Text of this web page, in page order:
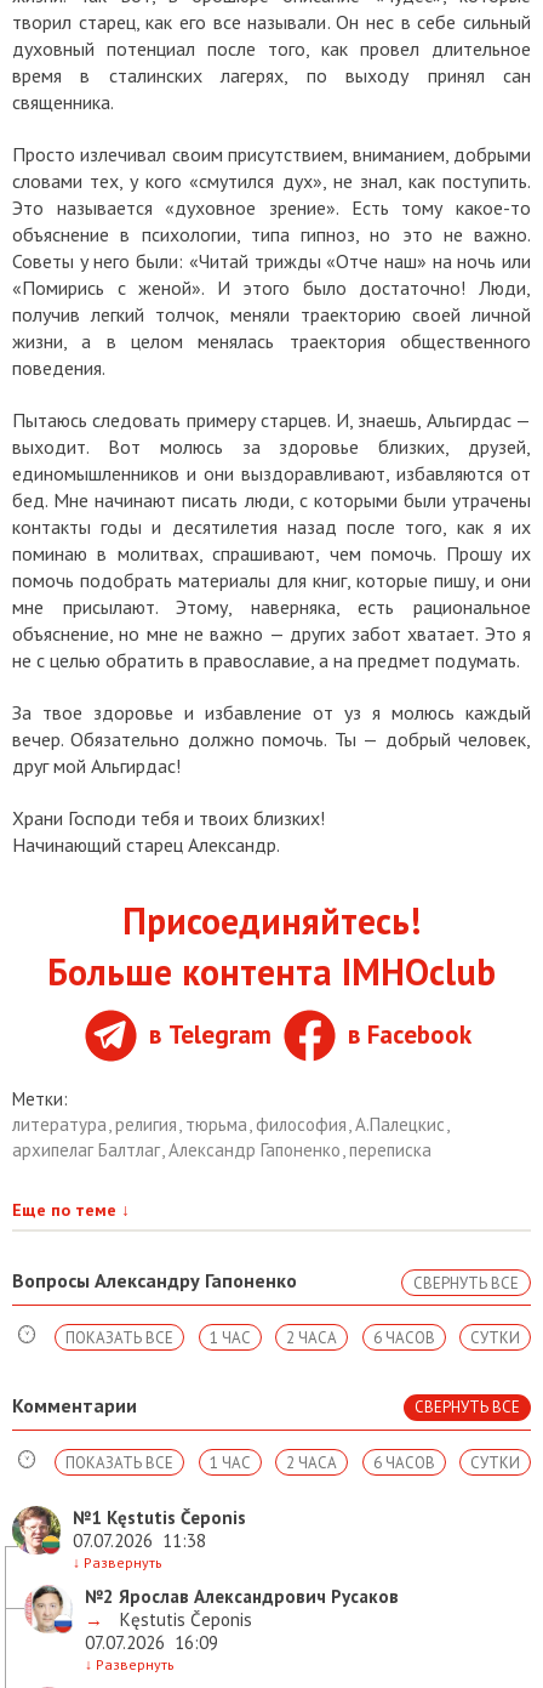
творил старец, как его все называли. Он нес в себе сильный
духовный потенциал после того, как провел длительное
время в сталинских лагерях, по выходу принял сан
священника.
Просто излечивал своим присутствием, вниманием, добрыми
словами тех, у кого «смутился дух», не знал, как поступить.
Это называется «духовное зрение». Есть тому какое-то
объяснение в психологии, типа гипноз, но это не важно.
Советы у него были: «Читай трижды «Отче наш» на ночь или
«Помирись с женой». И этого было достаточно! Люди,
получив легкий толчок, меняли траекторию своей личной
жизни, а в целом менялась траектория общественного
поведения.
Пытаюсь следовать примеру старцев. И, знаешь, Альгирдас —
выходит. Вот молюсь за здоровье близких, друзей,
единомышленников и они выздоравливают, избавляются от
бед. Мне начинают писать люди, с которыми были утрачены
контакты годы и десятилетия назад после того, как я их
поминаю в молитвах, спрашивают, чем помочь. Прошу их
помочь подобрать материалы для книг, которые пишу, и они
мне присылают. Этому, наверняка, есть рациональное
объяснение, но мне не важно — других забот хватает. Это я
не с целью обратить в православие, а на предмет подумать.
За твое здоровье и избавление от уз я молюсь каждый
вечер. Обязательно должно помочь. Ты — добрый человек,
друг мой Альгирдас!
Храни Господи тебя и твоих близких!
Начинающий старец Александр.
Присоединяйтесь!
Больше контента IMHOclub
в Telegram в Facebook
Метки:
литература религия тюрьма философия А.Палецкис
архипелаг Балтлаг Александр Гапоненко переписка
Еще по теме ↓
Вопросы Александру Гапоненко СВЕРНУТЬ ВСЕ
СУТКИ
6 ЧАСОВ
2 ЧАСА
1 ЧАС
ПОКАЗАТЬ ВСЕ
Комментарии СВЕРНУТЬ ВСЕ
СУТКИ
6 ЧАСОВ
2 ЧАСА
1 ЧАС
ПОКАЗАТЬ ВСЕ
№1 Kęstutis Čeponis
07.07.2026 11:38
↓ Развернуть
№2 Ярослав Александрович Русаков
→
Kęstutis Čeponis
07.07.2026 16:09
↓ Развернуть